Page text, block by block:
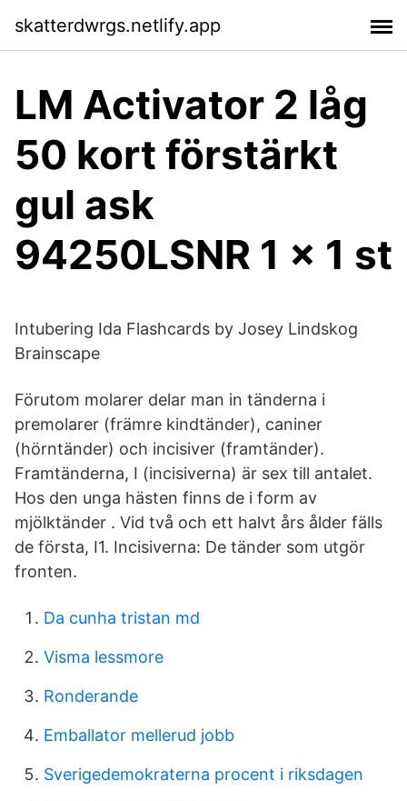
skatterdwrgs.netlify.app
LM Activator 2 låg
50 kort förstärkt
gul ask
94250LSNR 1 x 1 st
Intubering Ida Flashcards by Josey Lindskog
Brainscape
Förutom molarer delar man in tänderna i
premolarer (främre kindtänder), caniner
(hörntänder) och incisiver (framtänder).
Framtänderna, I (incisiverna) är sex till antalet.
Hos den unga hästen finns de i form av
mjölktänder . Vid två och ett halvt års ålder fälls
de första, I1. Incisiverna: De tänder som utgör
fronten.
Da cunha tristan md
Visma lessmore
Ronderande
Emballator mellerud jobb
Sverigedemokraterna procent i riksdagen